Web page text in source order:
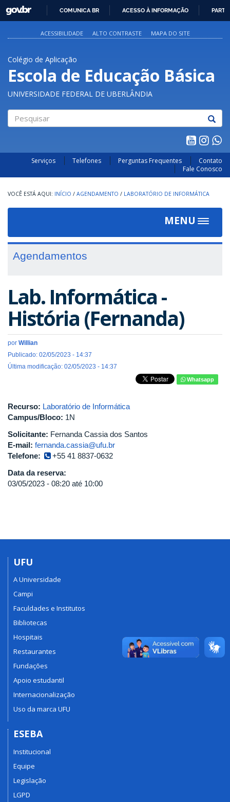
PARA
O
GOVBR
COMUNICA BR ACESSO À INFORMAÇÃO
ACESSIBILIDADE ALTO CONTRASTE MAPA DO SITE
Colégio de Aplicação
Escola de Educação Básica
UNIVERSIDADE FEDERAL DE UBERLÂNDIA
Serviços Telefones Perguntas Frequentes
Contato
Fale Conosco
INÍCIO / AGENDAMENTO / LABORATÓRIO DE INFORMÁTICA
MENU
Toggle
Agendamentos
Lab. Informática -
História (Fernanda)
por Willian
Publicado: 02/05/2023 - 14:37
Última modificação: 02/05/2023 - 14:37
Whatsapp
Recurso: Laboratório de Informática
Campus/Bloco: 1N
Solicitante: Fernanda Cassia dos Santos
E-mail: fernanda.cassia@ufu.br
Telefone:
+55 41 8837-0632
Data da reserva:
03/05/2023 - 08:20 até 10:00
UFU
A Universidade
Campi
Faculdades e Institutos
Bibliotecas
Hospitais
Restaurantes
Fundações
Apoio estudantil
Internacionalização
Uso da marca UFU
ESEBA
Institucional
Equipe
Legislação
LGPD